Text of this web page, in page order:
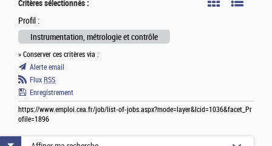
Critères sélectionnés :
Profil :
Instrumentation, métrologie et contrôle
» Conserver ces critères via :
Alerte email
Flux RSS
Enregistrement
https://www.emploi.cea.fr/job/list-of-jobs.aspx?mode=layer&lcid=1036&facet_Pr
ofile=1896